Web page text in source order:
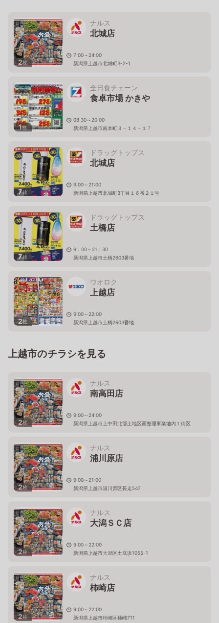
2枚
ナルス
北城店
7:00～24:00
新潟県上越市北城町3-2-1
1枚
全日食チェーン
食卓市場 かきや
08:30～20:00
新潟県上越市南本町３－１４－１７
7枚
ドラッグトップス
北城店
9:00～21:00
新潟県上越市北城町3丁目１６番２１号
7枚
ドラッグトップス
土橋店
9：00～21：30
新潟県上越市土橋2603番地
2枚
ウオロク
上越店
9:00～22:00
新潟県上越市土橋2603番地
上越市のチラシを見る
2枚
ナルス
南高田店
9:00～24:00
新潟県上越市上中田北部土地区画整理事業地内１街区
2枚
ナルス
浦川原店
9:00～21:00
新潟県上越市浦川原区長走547
2枚
ナルス
大潟ＳＣ店
9:00～22:00
新潟県上越市大潟区土底浜1055-1
2枚
ナルス
柿崎店
9:00～22:00
新潟県上越市柿崎区柿崎711